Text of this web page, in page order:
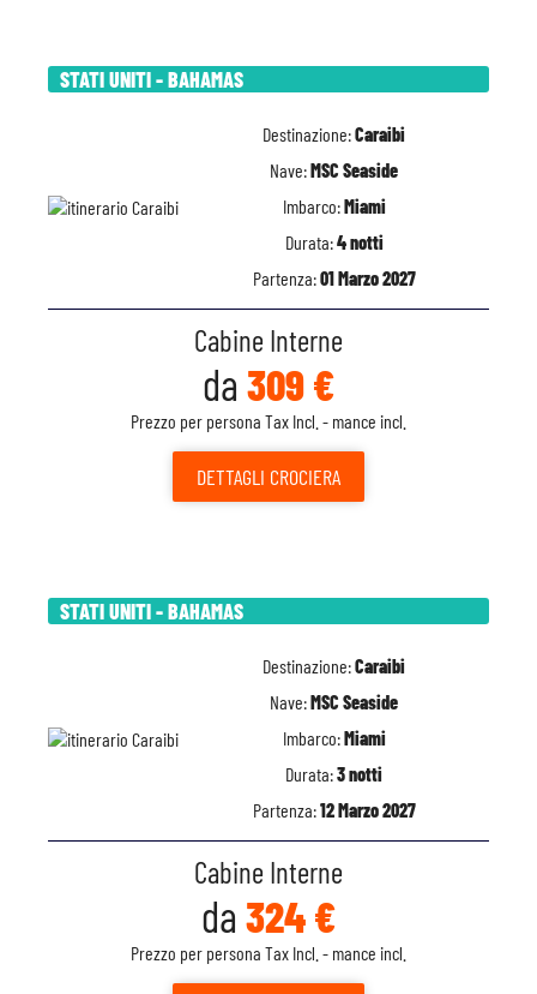
STATI UNITI - BAHAMAS
Destinazione:Caraibi
Nave:MSC Seaside
Imbarco:Miami
Durata:4 notti
Partenza:01 Marzo 2027
Cabine Interne
da 309 €
Prezzo per persona Tax Incl. - mance incl.
DETTAGLI CROCIERA
STATI UNITI - BAHAMAS
Destinazione:Caraibi
Nave:MSC Seaside
Imbarco:Miami
Durata:3 notti
Partenza:12 Marzo 2027
Cabine Interne
da 324 €
Prezzo per persona Tax Incl. - mance incl.